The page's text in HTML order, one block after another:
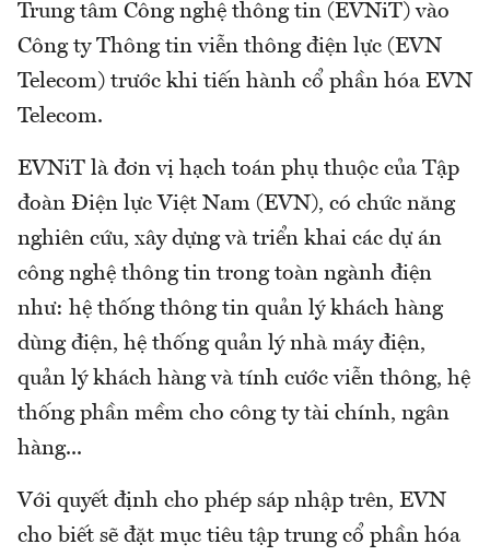
Trung tâm Công nghệ thông tin (EVNiT) vào
Công ty Thông tin viễn thông điện lực (EVN
Telecom) trước khi tiến hành cổ phần hóa EVN
Telecom.
EVNiT là đơn vị hạch toán phụ thuộc của Tập
đoàn Điện lực Việt Nam (EVN), có chức năng
nghiên cứu, xây dựng và triển khai các dự án
công nghệ thông tin trong toàn ngành điện
như: hệ thống thông tin quản lý khách hàng
dùng điện, hệ thống quản lý nhà máy điện,
quản lý khách hàng và tính cước viễn thông, hệ
thống phần mềm cho công ty tài chính, ngân
hàng...
Với quyết định cho phép sáp nhập trên, EVN
cho biết sẽ đặt mục tiêu tập trung cổ phần hóa